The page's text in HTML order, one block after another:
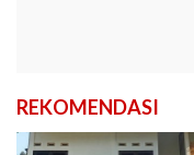
REKOMENDASI